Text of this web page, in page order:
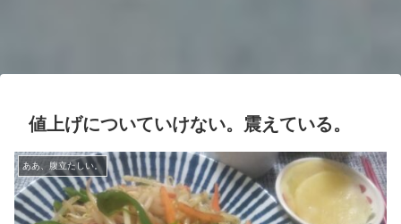
値上げについていけない。震えている。
ああ、腹立たしい。